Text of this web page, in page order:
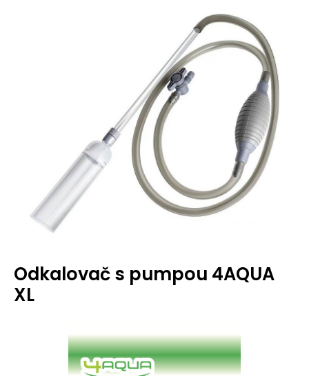
Odkalovač s pumpou 4AQUA
XL